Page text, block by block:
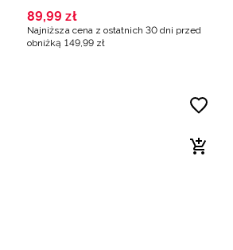
89,99 zł
Najniższa cena z ostatnich 30 dni przed
obniżką 149, 99 zł